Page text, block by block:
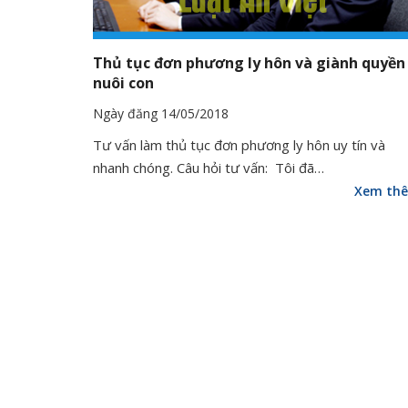
Thủ tục đơn phương ly hôn và giành quyền
nuôi con
Ngày đăng 14/05/2018
Tư vấn làm thủ tục đơn phương ly hôn uy tín và
nhanh chóng. Câu hỏi tư vấn: Tôi đã…
Xem